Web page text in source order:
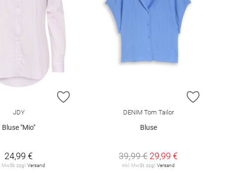
HINZUFÜGEN
JDY
Bluse "Mio"
24,99 €
MwSt. zzgl.Versand
ZUR
DENIM Tom Tailor
Bluse
39,99 € 29,99 €
inkl. MwSt. zzgl.Versand